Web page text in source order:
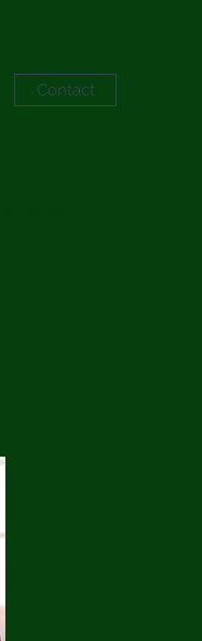
Contact